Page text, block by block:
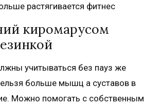
растягивается фитнес
киромарусом
учитываться без пауз же
больше мышц а суставов в
Можно помогать с собственным